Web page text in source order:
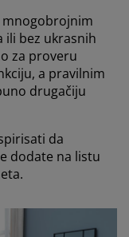
ili bez ukrasnih
za proveru
a pravilnim
drugačiju
da
dodate na listu